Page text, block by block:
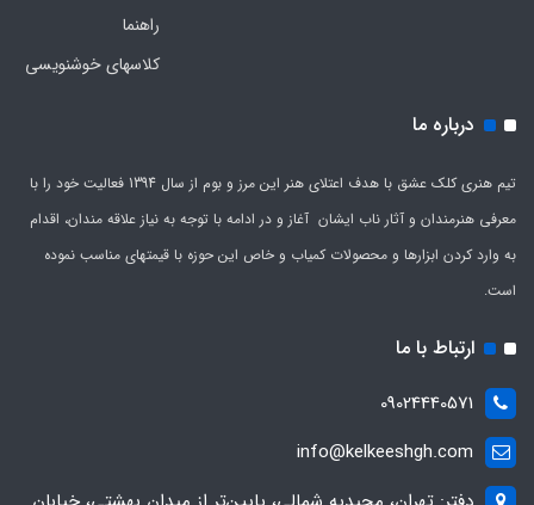
راهنما
کلاسهای خوشنویسی
درباره ما
تیم هنری کلک عشق با هدف اعتلای هنر این مرز و بوم از سال 1394 فعالیت خود را با
معرفی هنرمندان و آثار ناب ایشان آغاز و در ادامه با توجه به نیاز علاقه مندان، اقدام
به وارد کردن ابزارها و محصولات کمیاب و خاص این حوزه با قیمتهای مناسب نموده
است.
ارتباط با ما
09024440571
info@kelkeeshgh.com